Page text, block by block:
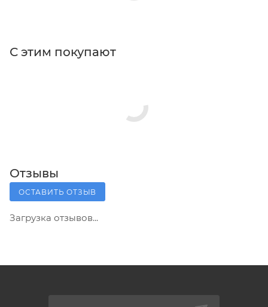
С этим покупают
Отзывы
ОСТАВИТЬ ОТЗЫВ
Загрузка отзывов...